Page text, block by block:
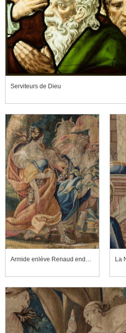
Serviteurs de Dieu
Armide enlève Renaud endormi, détail de la partie gauche La